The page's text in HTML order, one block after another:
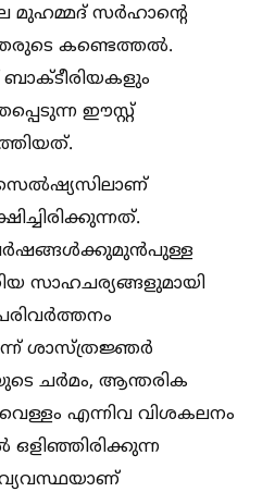
മുഹമ്മദ് സർഹാന്റെ
കണ്ടെത്തല്‍.
ബാക്‌ടീരിയകളും
ഈസ്റ്റ്
വർഷങ്ങള്‍ക്കുമുൻപുള്ള
സാഹചര്യങ്ങളുമായി
ശാസ്ത്രജ്ഞർ
ചർമം, ആന്തരിക
എന്നിവ വിശകലനം